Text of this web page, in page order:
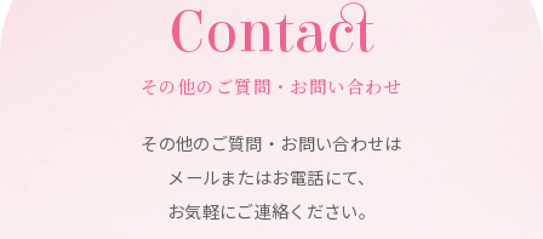
Contact
その他のご質問・お問い合わせ
その他のご質問・お問い合わせは
メールまたはお電話にて、
お気軽にご連絡ください。